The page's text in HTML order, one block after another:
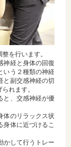
を行います。
神経と身体の回復
いう２種類の神経
と副交感神経の切
れます。
と、交感神経が優
体のリラックス状
身体に近づけるこ
かして行うトレー